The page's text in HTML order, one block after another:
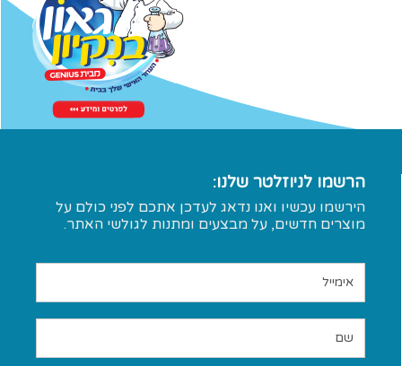
הרשמו לניוזלטר שלנו:
הירשמו עכשיו ואנו נדאג לעדכן אתכם לפני כולם על
מוצרים חדשים, על מבצעים ומתנות לגולשי האתר.